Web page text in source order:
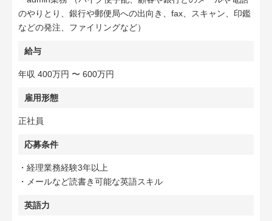
のやりとり、銀行や郵便局への出向き、fax、スキャン、印鑑
などの発注、ファイリングなど）
給与
年収 400万円 〜 600万円
雇用形態
正社員
応募条件
・経理業務経験3年以上
・メールなど読書き可能な英語スキル
英語力